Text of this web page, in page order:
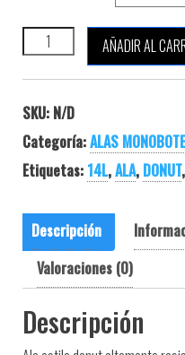
SOPRAS TEK TEKNO
AÑADIR AL
SKU: N/D
Categoría:ALAS
Etiquetas: 14L,ALA, DONUT,
Descripción
Valoraciones (0)
Descripción